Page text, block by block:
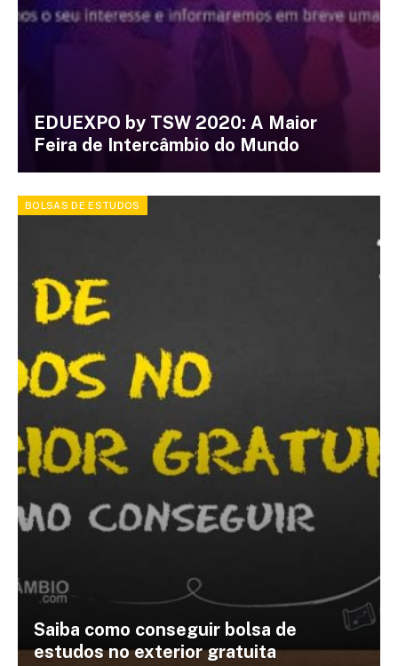
EDUEXPO by TSW 2020: A Maior
Feira de Intercâmbio do Mundo
BOLSAS DE ESTUDOS
Saiba como conseguir bolsa de
estudos no exterior gratuita